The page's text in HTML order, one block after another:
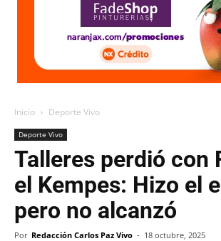
Inicio Deporte Vivo
Deporte Vivo
Talleres perdió con
el Kempes: Hizo el
pero no alcanzó
Por Redacción Carlos Paz Vivo - 18 octubre, 2025